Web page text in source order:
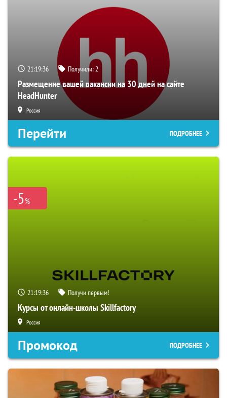
21:19:35 Получили:2
Размещение вашей вакансии на 30 дней на сайте
HeadHunter
Россия
Перейти ПОДРОБНЕЕ
-5%
21:19:35 Получи первым!
Курсы от онлайн-школы Skillfactory
Россия
Промокод ПОДРОБНЕЕ